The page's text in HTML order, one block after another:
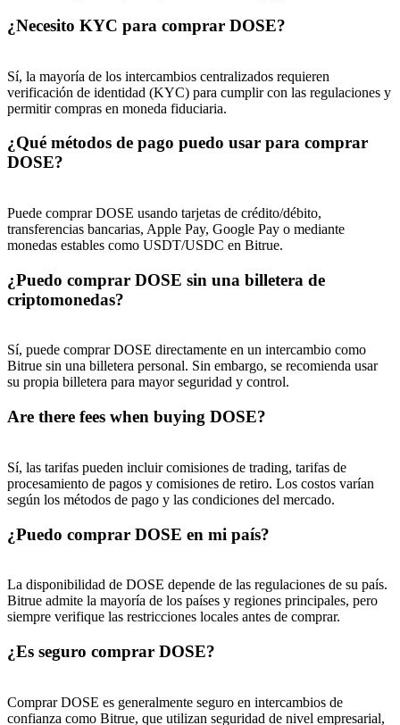
Deposit CASHCAT & Win
Register & Trade to Win 500,000 USDT
Precious Metals Trading Carnival
USDT New User Exclusive 10% APR
USDT Flexible Staking | Daily Rewards
BTC Flexible Staking | Daily Rewards
Más eventos
Gana premios y recompensas exclusivas
¿Necesito KYC para comprar DOSE?
Sí, la mayoría de los intercambios centralizados requieren
verificación de identidad (KYC) para cumplir con las regulaciones y
permitir compras en moneda fiduciaria.
¿Qué métodos de pago puedo usar para comprar
DOSE?
Puede comprar DOSE usando tarjetas de crédito/débito,
transferencias bancarias, Apple Pay, Google Pay o mediante
monedas estables como USDT/USDC en Bitrue.
¿Puedo comprar DOSE sin una billetera de
criptomonedas?
Sí, puede comprar DOSE directamente en un intercambio como
Bitrue sin una billetera personal. Sin embargo, se recomienda usar
su propia billetera para mayor seguridad y control.
Are there fees when buying DOSE?
Sí, las tarifas pueden incluir comisiones de trading, tarifas de
procesamiento de pagos y comisiones de retiro. Los costos varían
según los métodos de pago y las condiciones del mercado.
¿Puedo comprar DOSE en mi país?
La disponibilidad de DOSE depende de las regulaciones de su país.
Bitrue admite la mayoría de los países y regiones principales, pero
siempre verifique las restricciones locales antes de comprar.
¿Es seguro comprar DOSE?
Comprar DOSE es generalmente seguro en intercambios de
confianza como Bitrue, que utilizan seguridad de nivel empresarial,